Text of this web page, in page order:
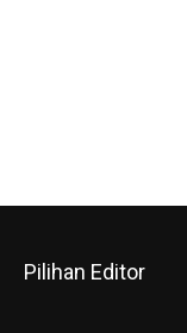
Pilihan Editor